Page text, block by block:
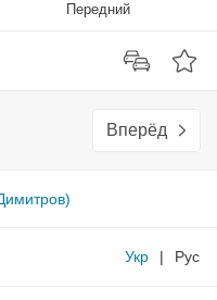
Передний
Вперёд
Укр | Рус